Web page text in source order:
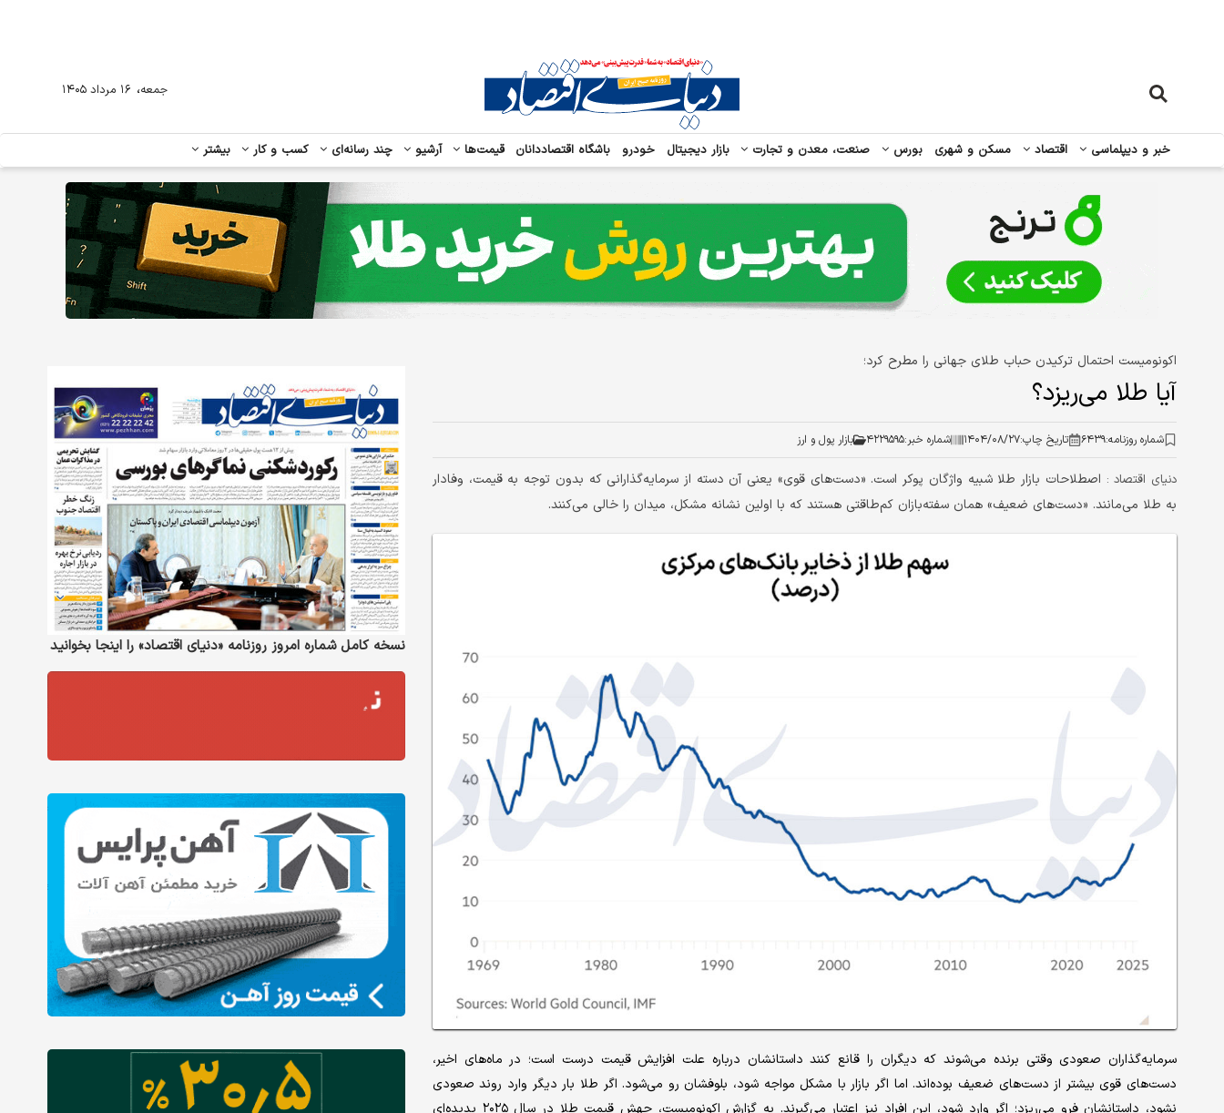
خبر و دیپلماسی اقتصاد مسکن و شهری بورس صنعت، معدن و تجارت بازار دیجیتال خودرو باشگاه اقتصاددانان قیمت‌ها آرشیو چند رسانه‌ای کسب و کار بیشتر
جمعه، ۱۶ مرداد ۱۴۰۵
اکونومیست احتمال ترکیدن حباب طلای جهانی را مطرح کرد؛
آیا طلا می‌ریزد؟
شماره روزنامه:۶۴۳۹ تاریخ چاپ:۱۴۰۴/۰۸/۲۷ شماره خبر:۴۲۲۹۵۹۵ بازار پول و ارز
دنیای اقتصاد : اصطلاحات بازار طلا شبیه واژگان پوکر است. «دست‌های قوی» یعنی آن دسته از سرمایه‌گذارانی که بدون توجه به قیمت، وفادار
به طلا می‌مانند. «دست‌های ضعیف» همان سفته‌بازان کم‌طاقتی هستند که با اولین نشانه‌ مشکل، میدان را خالی می‌کنند.
سرمایه‌گذاران صعودی وقتی برنده می‌شوند که دیگران را قانع کنند داستانشان درباره علت افزایش قیمت درست است؛ در ماه‌های اخیر،
دست‌های قوی بیشتر از دست‌های ضعیف بوده‌اند. اما اگر بازار با مشکل مواجه شود، بلوفشان رو می‌شود. اگر طلا بار دیگر وارد روند صعودی
نسخه کامل شماره امروز روزنامه «دنیای‌ اقتصاد» را اینجا بخوانید